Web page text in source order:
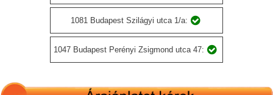
1081 Budapest Szilágyi utca 1/a:
1047 Budapest Perényi Zsigmond utca 47: